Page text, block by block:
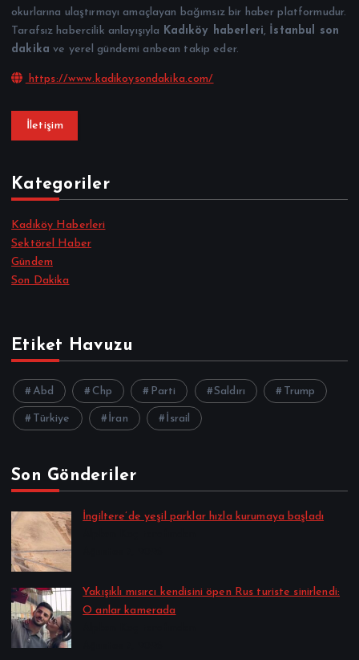
okurlarına ulaştırmayı amaçlayan bağımsız bir haber platformudur.
Tarafsız habercilik anlayışıyla Kadıköy haberleri,
İstanbul son
dakika ve yerel gündemi anbean takip eder.
https://www.kadikoysondakika.com/
İletişim
Kategoriler
Kadıköy Haberleri
Sektörel Haber
Gündem
Son Dakika
Etiket Havuzu
Abd Chp Parti Saldırı Trump
Türkiye İran İsrail
Son Gönderiler
İngiltere’de yeşil parklar hızla kurumaya başladı
Yakışıklı mısırcı kendisini öpen Rus turiste sinirlendi:
O anlar kamerada